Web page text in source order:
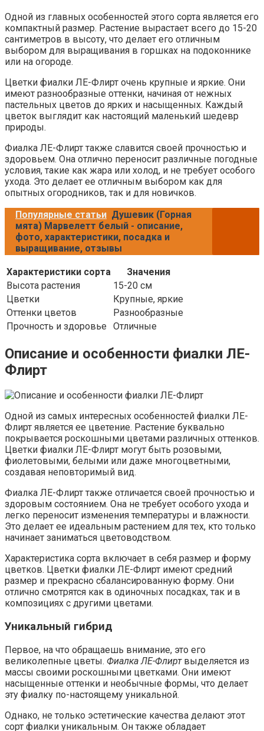
Одной из главных особенностей этого сорта является его
компактный размер. Растение вырастает всего до 15-20
сантиметров в высоту, что делает его отличным
выбором для выращивания в горшках на подоконнике
или на огороде.
Цветки фиалки ЛЕ-Флирт очень крупные и яркие. Они
имеют разнообразные оттенки, начиная от нежных
пастельных цветов до ярких и насыщенных. Каждый
цветок выглядит как настоящий маленький шедевр
природы.
Фиалка ЛЕ-Флирт также славится своей прочностью и
здоровьем. Она отлично переносит различные погодные
условия, такие как жара или холод, и не требует особого
ухода. Это делает ее отличным выбором как для
опытных огородников, так и для новичков.
Популярные статьи Душевик (Горная
мята) Марвелетт белый - описание,
фото, характеристики, посадка и
выращивание, отзывы
Характеристики сорта
Значения
Высота растения
15-20 см
Цветки
Крупные, яркие
Оттенки цветов
Разнообразные
Прочность и здоровье
Отличные
Описание и особенности фиалки ЛЕ-
Флирт
Одной из самых интересных особенностей фиалки ЛЕ-
Флирт является ее цветение. Растение буквально
покрывается роскошными цветами различных оттенков.
Цветки фиалки ЛЕ-Флирт могут быть розовыми,
фиолетовыми, белыми или даже многоцветными,
создавая неповторимый вид.
Фиалка ЛЕ-Флирт также отличается своей прочностью и
здоровым состоянием. Она не требует особого ухода и
легко переносит изменения температуры и влажности.
Это делает ее идеальным растением для тех, кто только
начинает заниматься цветоводством.
Характеристика сорта включает в себя размер и форму
цветков. Цветки фиалки ЛЕ-Флирт имеют средний
размер и прекрасно сбалансированную форму. Они
отлично смотрятся как в одиночных посадках, так и в
композициях с другими цветами.
Уникальный гибрид
Первое, на что обращаешь внимание, это его
великолепные цветы. Фиалка ЛЕ-Флиртвыделяется из
массы своими роскошными цветками. Они имеют
насыщенные оттенки и необычные формы, что делает
эту фиалку по-настоящему уникальной.
Однако, не только эстетические качества делают этот
сорт фиалки уникальным. Он также обладает